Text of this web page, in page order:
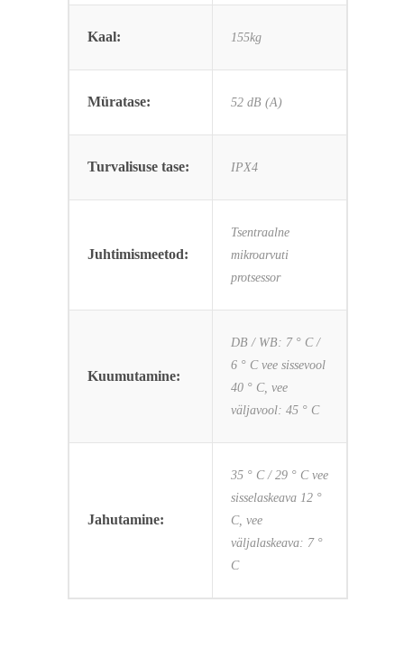
Kaal: 155kg
Müratase: 52 dB (A)
Turvalisuse tase: IPX4
Juhtimismeetod:
Tsentraalne
mikroarvuti
protsessor
Kuumutamine:
DB / WB: 7 ° C /
6 ° C vee sissevool
40 ° C, vee
väljavool: 45 ° C
Jahutamine:
35 ° C / 29 ° C vee
sisselaskeava 12 °
C, vee
väljalaskeava: 7 °
C